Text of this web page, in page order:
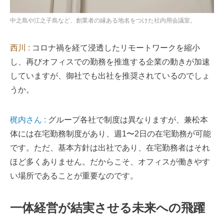
中之島や江之子島など、創業者の縁ある地名をつけた社内用会議室。
西川 : コロナ禍を経て浸透したリモートワークを縮小
し、再びオフィスでの勤務を推進する企業の動きが加速
していますが、御社でも出社を推奨されているのでしょ
うか。
梶内さん : グループ各社で制度は異なりますが、兼松本
体には在宅勤務制度があり、週1〜2日の在宅勤務が可能
です。ただ、基本方針は出社であり、在宅勤務者はそれ
ほど多くありません。だからこそ、オフィスが働きやす
い場所であることが重要なのです。
一体経営が結実させる未来への飛躍